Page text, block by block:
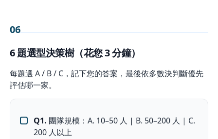
06
6 題選型決策樹（花您 3 分鐘）
每題選 A / B / C，記下您的答案，最後依多數決判斷優先
評估哪一家。
Q1. 團隊規模：A. 10–50 人 | B. 50–200 人 | C.
200 人以上